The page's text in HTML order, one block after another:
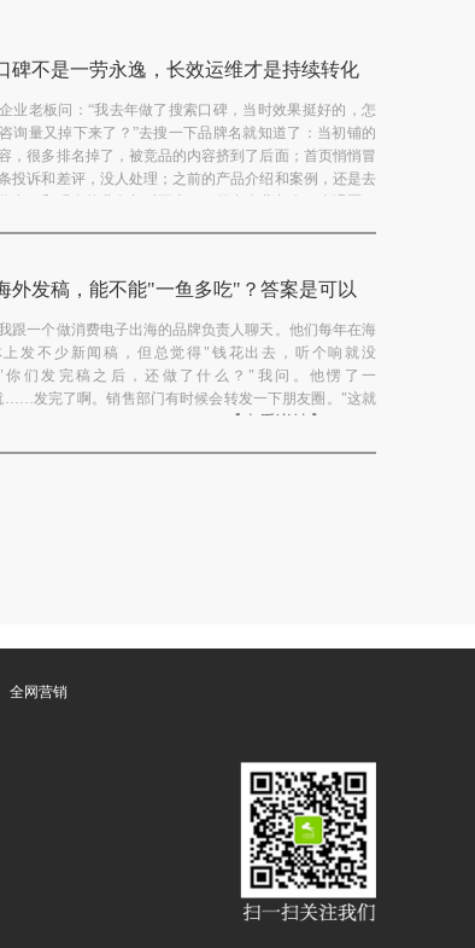
碑不是一劳永逸，长效运维才是持续转化
业老板问：“我去年做了搜索口碑，当时效果挺好的，怎
询量又掉下来了？”去搜一下品牌名就知道了：当初铺的
，很多排名掉了，被竞品的内容挤到了后面；首页悄悄冒
投诉和差评，没人处理；之前的产品介绍和案例，还是去
外发稿，能不能"一鱼多吃"？答案是可以
跟一个做消费电子出海的品牌负责人聊天。他们每年在海
上发不少新闻稿，但总觉得"钱花出去，听个响就没
们发完稿之后，还做了什么？"我问。他愣了一
……发完了啊。销售部门有时候会转发一下朋友圈。"这就
全网营销